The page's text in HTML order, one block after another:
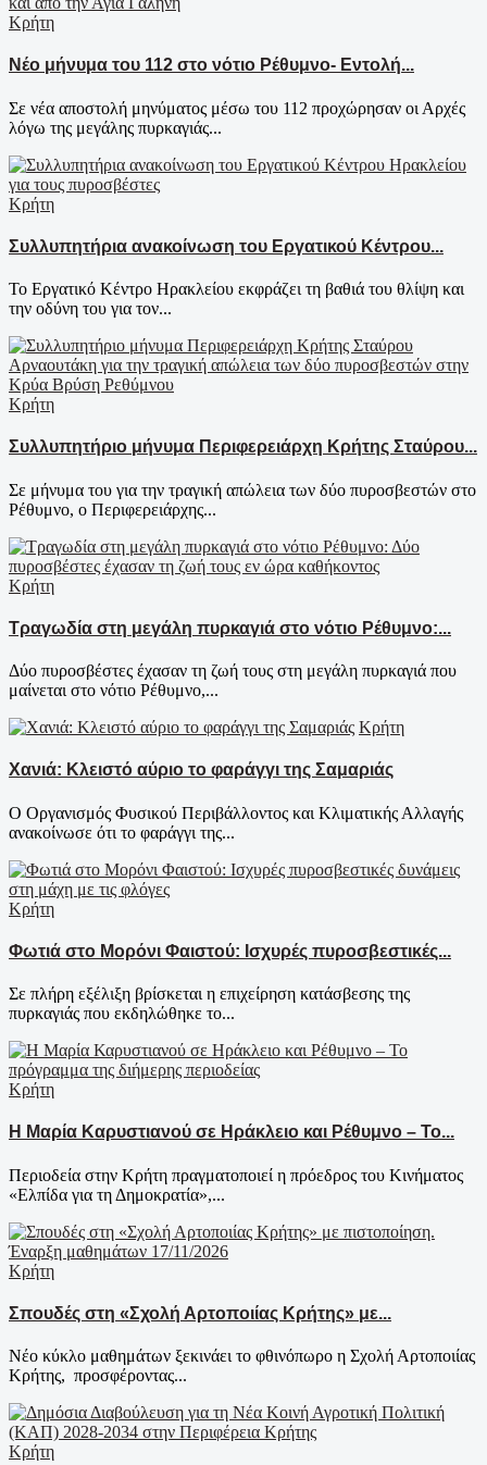
Κρήτη
Νέο μήνυμα του 112 στο νότιο Ρέθυμνο- Εντολή...
Σε νέα αποστολή μηνύματος μέσω του 112 προχώρησαν οι Αρχές
λόγω της μεγάλης πυρκαγιάς...
Κρήτη
Συλλυπητήρια ανακοίνωση του Εργατικού Κέντρου...
Το Εργατικό Κέντρο Ηρακλείου εκφράζει τη βαθιά του θλίψη και
την οδύνη του για τον...
Κρήτη
Συλλυπητήριο μήνυμα Περιφερειάρχη Κρήτης Σταύρου...
Σε μήνυμα του για την τραγική απώλεια των δύο πυροσβεστών στο
Ρέθυμνο, ο Περιφερειάρχης...
Κρήτη
Τραγωδία στη μεγάλη πυρκαγιά στο νότιο Ρέθυμνο:...
Δύο πυροσβέστες έχασαν τη ζωή τους στη μεγάλη πυρκαγιά που
μαίνεται στο νότιο Ρέθυμνο,...
Κρήτη
Χανιά: Κλειστό αύριο το φαράγγι της Σαμαριάς
Ο Οργανισμός Φυσικού Περιβάλλοντος και Κλιματικής Αλλαγής
ανακοίνωσε ότι το φαράγγι της...
Κρήτη
Φωτιά στο Μορόνι Φαιστού: Ισχυρές πυροσβεστικές...
Σε πλήρη εξέλιξη βρίσκεται η επιχείρηση κατάσβεσης της
πυρκαγιάς που εκδηλώθηκε το...
Κρήτη
Η Μαρία Καρυστιανού σε Ηράκλειο και Ρέθυμνο – Το...
Περιοδεία στην Κρήτη πραγματοποιεί η πρόεδρος του Κινήματος
«Ελπίδα για τη Δημοκρατία»,...
Κρήτη
Σπουδές στη «Σχολή Αρτοποιίας Κρήτης» με...
Νέο κύκλο μαθημάτων ξεκινάει το φθινόπωρο η Σχολή Αρτοποιίας
Κρήτης, προσφέροντας...
Κρήτη